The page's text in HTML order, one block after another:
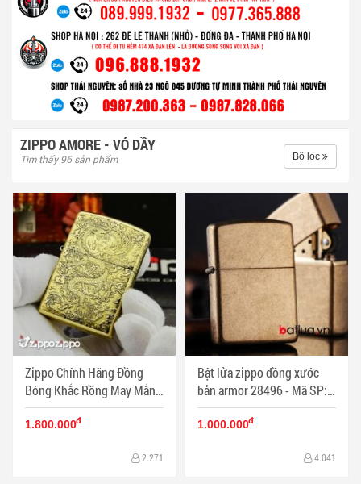
ZIPPO AMORE - VỎ DẦY
Tìm thấy 96 sản phẩm Bộ lọc
Zippo Chính Hãng Đồng
Bóng Khắc Rồng May Mắn
Tài Lôc Armor - Mã SP:
ZPC1170-169
1.800.000đ
2.271
Bật lửa zippo đồng xước
bản armor 28496 - Mã SP:
BL03311
1.000.000đ
4.041